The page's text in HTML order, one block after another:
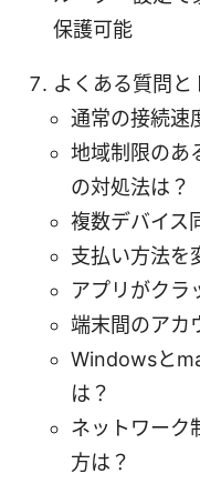
保護可能
よくある質問と
通常の接続速
地域制限のあ
の対処法は？
複数デバイス
支払い方法を
アプリがクラ
端末間のアカ
Windowsと
は？
ネットワーク
方は？